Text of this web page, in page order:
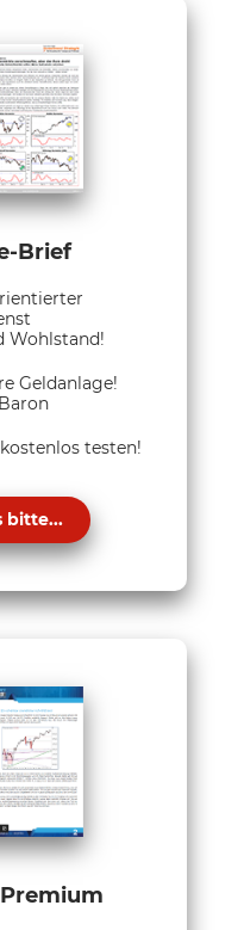
Brief
Wohlstand!
Geldanlage!
testen!
bitte...